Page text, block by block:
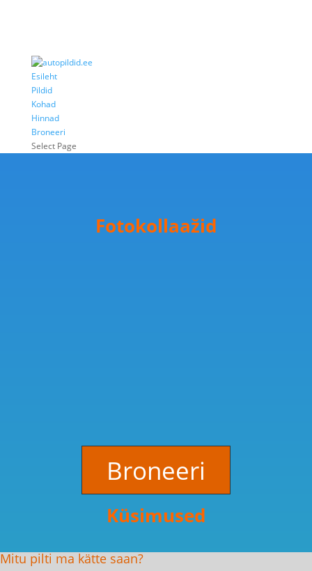
Esileht
Pildid
Kohad
Hinnad
Broneeri
Select Page
Fotokollaažid
Broneeri
Küsimused
Mitu pilti ma kätte saan?